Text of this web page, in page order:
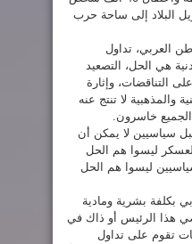
وتحويل البلاد إلى ساحة حرب
العربي، تداول
هي الحل، التصعيد
التناقضات، وإثارة
والمذهبية لا تنتج عنه
خاسرون.
سياسيين لا يمكن أن
ليسوا هم الحل
ليسوا هم الحل
بكلفة بشرية ومادية
هذا الرئيس أو ذاك في
تقوم على تداول